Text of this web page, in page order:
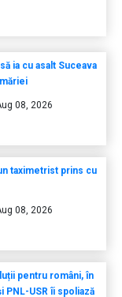
ia cu asalt Suceava
08, 2026
taximetrist prins cu
08, 2026
pentru români, în
USR îi spoliază